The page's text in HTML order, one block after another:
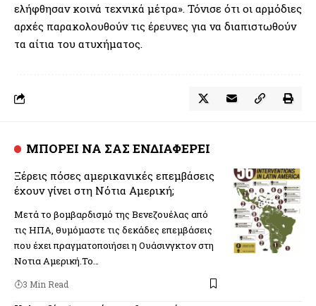
ελήφθησαν κοινά τεχνικά μέτρα». Τόνισε ότι οι αρμόδιες
αρχές παρακολουθούν τις έρευνες για να διαπιστωθούν
τα αίτια του ατυχήματος.
ΜΠΟΡΕΙ ΝΑ ΣΑΣ ΕΝΔΙΑΦΕΡΕΙ
Ξέρεις πόσες αμερικανικές επεμβάσεις
έχουν γίνει στη Νότια Αμερική;
Μετά το βομβαρδισμό της Βενεζουέλας από
τις ΗΠΑ, θυμόμαστε τις δεκάδες επεμβάσεις
που έχει πραγματοποιήσει η Ουάσινγκτον στη
Νοτια Αμερική.Το…
3 Min Read